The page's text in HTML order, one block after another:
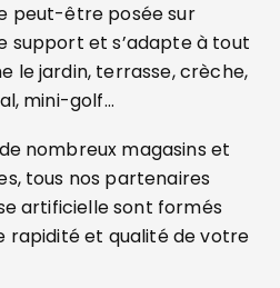
peut-être posée sur
support et s’adapte à tout
le jardin, terrasse, crèche,
mini-golf…
nombreux magasins et
tous nos partenaires
artificielle sont formés
rapidité et qualité de votre